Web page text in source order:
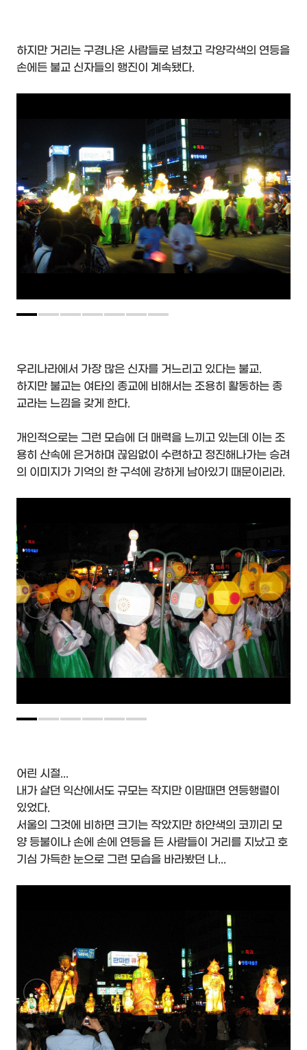
하지만 거리는 구경나온 사람들로 넘쳤고 각양각색의 연등을
손에든 불교 신자들의 행진이 계속됐다.
우리나라에서 가장 많은 신자를 거느리고 있다는 불교.
하지만 불교는 여타의 종교에 비해서는 조용히 활동하는 종
교라는 느낌을 갖게 한다.
개인적으로는 그런 모습에 더 매력을 느끼고 있는데 이는 조
용히 산속에 은거하며 끊임없이 수련하고 정진해나가는 승려
의 이미지가 기억의 한 구석에 강하게 남아있기 때문이리라.
어린 시절...
내가 살던 익산에서도 규모는 작지만 이맘때면 연등행렬이
있었다.
서울의 그것에 비하면 크기는 작았지만 하얀색의 코끼리 모
양 등불이나 손에 손에 연등을 든 사람들이 거리를 지났고 호
기심 가득한 눈으로 그런 모습을 바라봤던 나...